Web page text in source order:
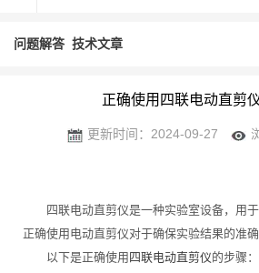
问题解答 技术文章
正确使用四联电动直剪
更新时间：2024-09-27
四联电动直剪仪是一种实验室设备，用于
正确使用电动直剪仪对于确保实验结果的准
以下是正确使用 四联电动直剪仪的步骤：